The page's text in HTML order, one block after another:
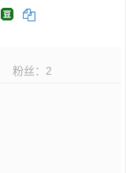
粉丝： 2